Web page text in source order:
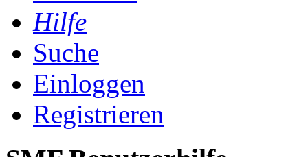
Hilfe
Suche
Einloggen
Registrieren